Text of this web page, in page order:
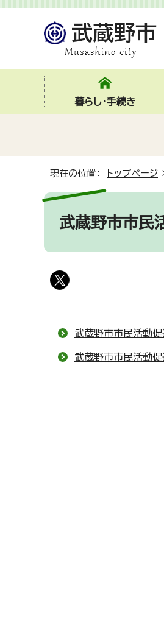
暮らし・手続き
現在の位置： トップページ
武蔵野市市民
武蔵野市市民活動
武蔵野市市民活動